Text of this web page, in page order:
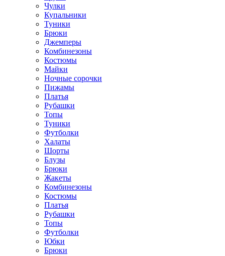
Чулки
Купальники
Туники
Брюки
Джемперы
Комбинезоны
Костюмы
Майки
Ночные сорочки
Пижамы
Платья
Рубашки
Топы
Туники
Футболки
Халаты
Шорты
Блузы
Брюки
Жакеты
Комбинезоны
Костюмы
Платья
Рубашки
Топы
Футболки
Юбки
Брюки